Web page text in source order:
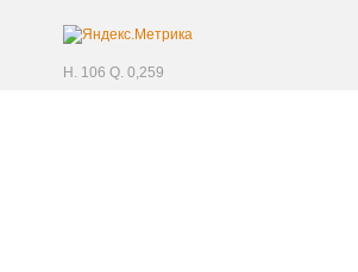
H. 106 Q. 0,259